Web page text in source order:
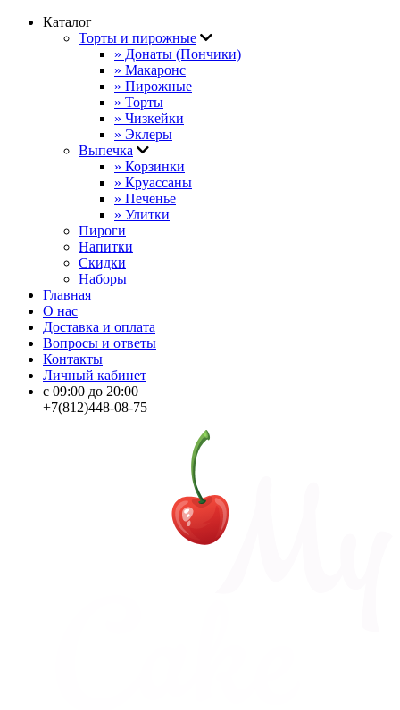
Каталог
Торты и пирожные
» Донаты (Пончики)
» Макаронс
» Пирожные
» Торты
» Чизкейки
» Эклеры
Выпечка
» Корзинки
» Круассаны
» Печенье
» Улитки
Пироги
Напитки
Скидки
Наборы
Главная
О нас
Доставка и оплата
Вопросы и ответы
Контакты
Личный кабинет
с 09:00 до 20:00
+7(812)448-08-75